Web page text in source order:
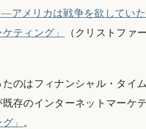
アメリカは戦争を欲していた
ティング」
（クリストファ
のはフィナンシャル・タイ
既存のインターネットマーケ
」 。